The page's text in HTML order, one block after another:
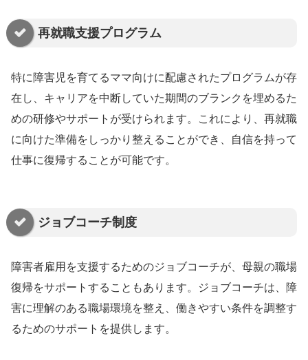
再就職支援プログラム
特に障害児を育てるママ向けに配慮されたプログラムが存
在し、キャリアを中断していた期間のブランクを埋めるた
めの研修やサポートが受けられます。これにより、再就職
に向けた準備をしっかり整えることができ、自信を持って
仕事に復帰することが可能です。
ジョブコーチ制度
障害者雇用を支援するためのジョブコーチが、母親の職場
復帰をサポートすることもあります。ジョブコーチは、障
害に理解のある職場環境を整え、働きやすい条件を調整す
るためのサポートを提供します。